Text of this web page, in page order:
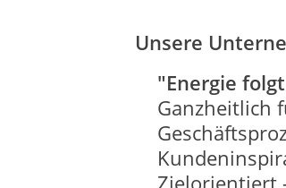
Unsere
"Energie
Ganzheitlich